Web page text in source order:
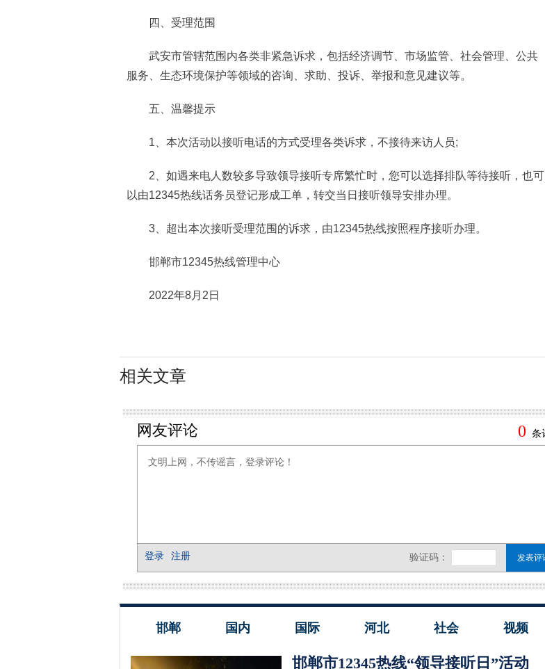
四、受理范围
武安市管辖范围内各类非紧急诉求，包括经济调节、市场监管、社会管理、公共
服务、生态环境保护等领域的咨询、求助、投诉、举报和意见建议等。
五、温馨提示
1、本次活动以接听电话的方式受理各类诉求，不接待来访人员;
2、如遇来电人数较多导致领导接听专席繁忙时，您可以选择排队等待接听，也可
以由12345热线话务员登记形成工单，转交当日接听领导安排办理。
3、超出本次接听受理范围的诉求，由12345热线按照程序接听办理。
邯郸市12345热线管理中心
2022年8月2日
相关文章
邯郸 国内 国际 河北 社会 视频
邯郸市12345热线“领导接听日”活动